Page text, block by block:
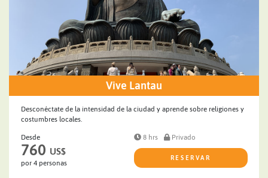
Vive Lantau
Desconéctate de la intensidad de la ciudad y aprende sobre religiones y
costumbres locales.
Desde
760 US$
por 4 personas
8 hrs Privado
RESERVAR